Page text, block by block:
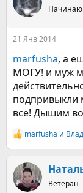
ц
и
21 Янв 2014
marfusha, а
МОГУ! и муж
подпривыкли
все! Дышим
Р
е
к
ц
и
marfusha и
Ветеран